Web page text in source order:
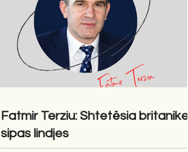
Fatmir Terziu: Shtetësia britanike
sipas lindjes